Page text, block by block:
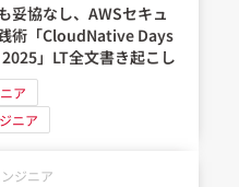
妥協なし、AWSセキュ
術「CloudNative Days
」LT全文書き起こし
ア
ニア
ジニア